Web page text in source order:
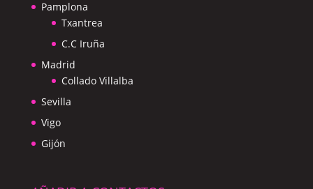
Pamplona
Txantrea
C.C Iruña
Madrid
Collado Villalba
Sevilla
Vigo
Gijón